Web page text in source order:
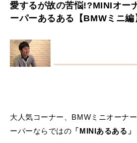
必要書類
iRで愛車を売却されたお客様の声
BMWミニ メンテナンス
ローバーミニ メンテナンス
最近の修理実績
TOP
User's Voice
MINI KNOWLEDGE ミニナレッジ
TOP
BMWミニナレッジ
ABOUT iR
リクルート
お問い合わせ サ
愛するが故の苦悩!?MINIオー
ーパーあるある【BMWミニ編
大人気コーナー、BMWミニオーナ
ーパーならではの 「MINIあるある」